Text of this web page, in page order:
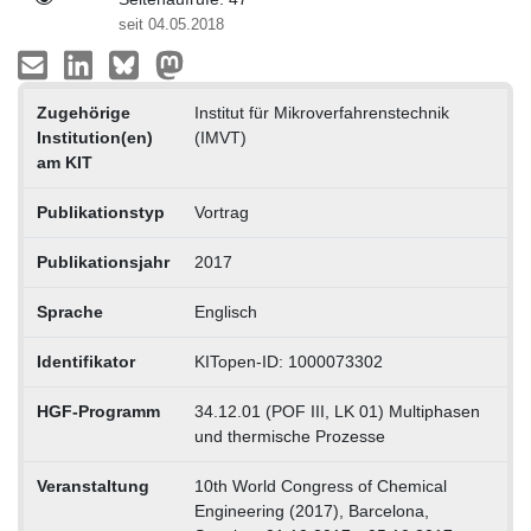
seit 04.05.2018
Zugehörige
Institution(en)
am KIT
Institut für Mikroverfahrenstechnik
(IMVT)
Publikationstyp Vortrag
Publikationsjahr 2017
Sprache Englisch
Identifikator KITopen-ID: 1000073302
HGF-Programm
34.12.01 (POF III, LK 01) Multiphasen
und thermische Prozesse
Veranstaltung
10th World Congress of Chemical
Engineering (2017), Barcelona,